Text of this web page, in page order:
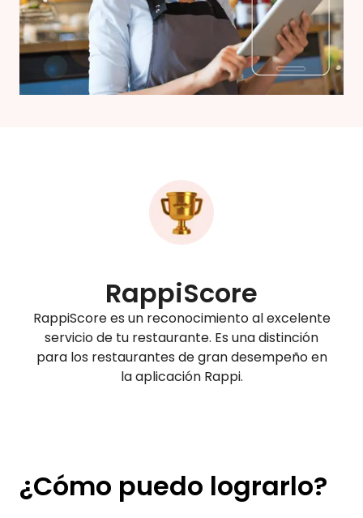
RappiScore
RappiScore es un reconocimiento al excelente
servicio de tu restaurante. Es una distinción
para los restaurantes de gran desempeño en
la aplicación Rappi.
¿Cómo puedo lograrlo?